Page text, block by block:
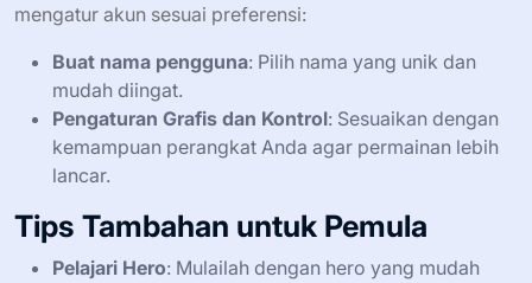
mengatur akun sesuai preferensi:
Buat nama pengguna: Pilih nama yang unik dan
mudah diingat.
Pengaturan Grafis dan Kontrol: Sesuaikan dengan
kemampuan perangkat Anda agar permainan lebih
lancar.
Tips Tambahan untuk Pemula
Pelajari Hero: Mulailah dengan hero yang mudah